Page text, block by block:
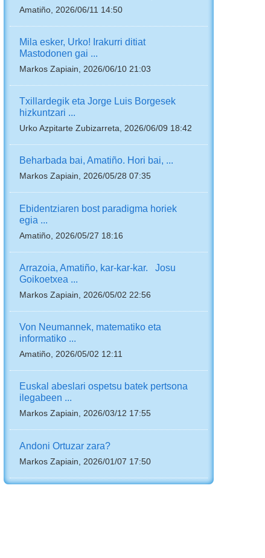
Amatiño, 2026/06/11 14:50
Mila esker, Urko! Irakurri ditiat
Mastodonen gai ...
Markos Zapiain, 2026/06/10 21:03
Txillardegik eta Jorge Luis Borgesek
hizkuntzari ...
Urko Azpitarte Zubizarreta, 2026/06/09 18:42
Beharbada bai, Amatiño. Hori bai, ...
Markos Zapiain, 2026/05/28 07:35
Ebidentziaren bost paradigma horiek
egia ...
Amatiño, 2026/05/27 18:16
Arrazoia, Amatiño, kar-kar-kar. Josu
Goikoetxea ...
Markos Zapiain, 2026/05/02 22:56
Von Neumannek, matematiko eta
informatiko ...
Amatiño, 2026/05/02 12:11
Euskal abeslari ospetsu batek pertsona
ilegabeen ...
Markos Zapiain, 2026/03/12 17:55
Andoni Ortuzar zara?
Markos Zapiain, 2026/01/07 17:50